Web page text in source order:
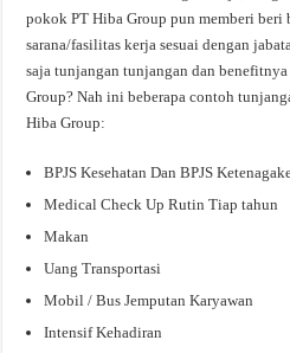
pokok PT Hiba Group pun memberi beri
sarana/fasilitas kerja sesuai dengan
saja tunjangan tunjangan dan
Group? Nah ini beberapa contoh
Hiba Group:
BPJS Kesehatan Dan BPJS
Medical Check Up Rutin Tiap tahun
Makan
Uang Transportasi
Mobil / Bus Jemputan Karyawan
Intensif Kehadiran